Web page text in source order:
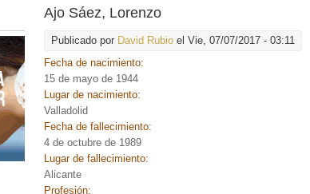
Ajo Sáez, Lorenzo
Publicado por David Rubio el Vie, 07/07/2017 - 03:11
Fecha de nacimiento:
15 de mayo de 1944
Lugar de nacimiento:
Valladolid
Fecha de fallecimiento:
4 de octubre de 1989
Lugar de fallecimiento:
Alicante
Profesión: